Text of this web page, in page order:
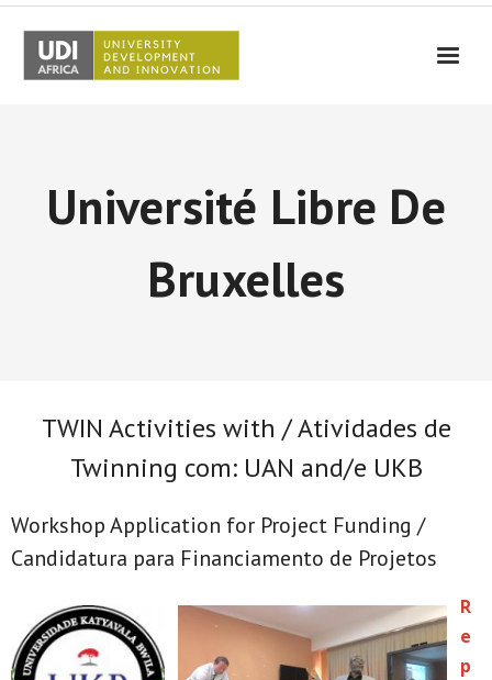
Events
Université Libre De
Bruxelles
TWIN Activities with / Atividades de
Twinning com: UAN and/e UKB
Workshop Application for Project Funding /
Candidatura para Financiamento de Projetos
R
e
p